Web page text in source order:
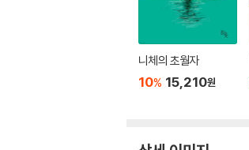
니체의 초월자
10% 15,210원